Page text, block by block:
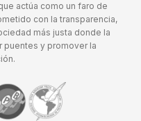
actúa como un faro de
con la transparencia,
más justa donde la
puentes y promover la